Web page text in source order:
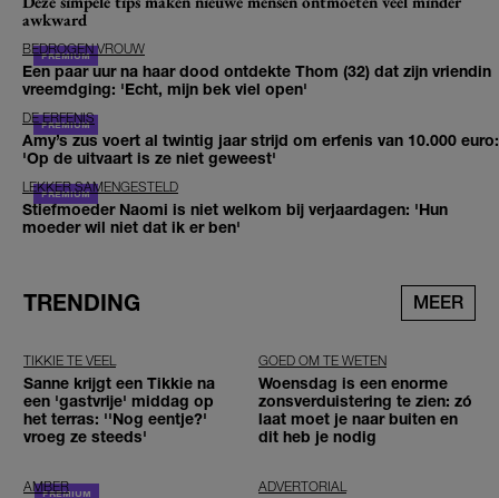
awkward
BEDROGEN VROUW
Een paar uur na haar dood ontdekte Thom (32) dat zijn vriendin
vreemdging: 'Echt, mijn bek viel open'
DE ERFENIS
Amy’s zus voert al twintig jaar strijd om erfenis van 10.000 euro:
'Op de uitvaart is ze niet geweest'
LEKKER SAMENGESTELD
Stiefmoeder Naomi is niet welkom bij verjaardagen: 'Hun
moeder wil niet dat ik er ben'
TRENDING MEER
TIKKIE TE VEEL
Sanne krijgt een Tikkie na
een 'gastvrije' middag op
het terras: ''Nog eentje?'
vroeg ze steeds'
GOED OM TE WETEN
Woensdag is een enorme
zonsverduistering te zien: zó
laat moet je naar buiten en
dit heb je nodig
AMBER ADVERTORIAL